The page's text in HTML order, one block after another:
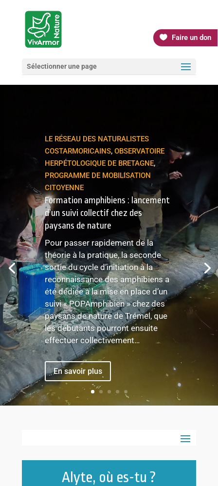
Faire un don
Sélectionner une page
LE RÉSEAU DES NATURALISTES
COSTARMORICAINS, OBSERVATOIRE
HERPÉTOLOGIQUE DE BRETAGNE,
PROGRAMME DE MOBILISATION
CITOYENNE
Formation amphibiens : lancement
d’un suivi collectif chez des
paysans de nature
Pour passer rapidement de la
théorie à la pratique, la seconde
sortie du cycle d’initiation à la
reconnaissance des amphibiens a
été dédiée à la mise en place d’un
suivi « POPAmphibien » chez des
paysans de nature de Trémel, que
les débutants pourront ensuite
effectuer collectivement…
En savoir plus
Alyte, où es-tu ?